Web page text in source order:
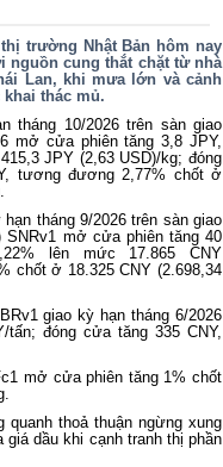
trường Nhật Bản hôm nay
cung thắt chặt từ nhà
Lan, khi mưa lớn và cảnh
thác mủ.
tháng 10/2026 trên sàn giao
mở cửa phiên tăng 3,8 JPY,
JPY (2,63 USD)/kg; đóng
tương đương 2,77% chốt ở
tháng 9/2026 trên sàn giao
SNRv1 mở cửa phiên tăng 40
lên mức 17.865 CNY
chốt ở 18.325 CNY (2.698,34
giao kỳ hạn tháng 6/2026
đóng cửa tăng 335 CNY,
mở cửa phiên tăng 1% chốt
thoả thuận ngừng xung
dầu khi cạnh tranh thị phần